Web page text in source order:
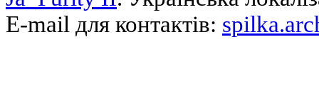
E-mail для контактів: